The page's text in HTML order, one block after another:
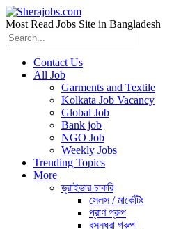
Most Read Jobs Site in Bangladesh
Contact Us
All Job
Garments and Textile
Kolkata Job Vacancy
Global Job
Bank job
NGO Job
Weekly Jobs
Trending Topics
More
ড্রাইভার চাকরি
সেলস / মার্কেটিং
প্রাণ গ্রুপ
বসুন্ধরা গ্রুপ